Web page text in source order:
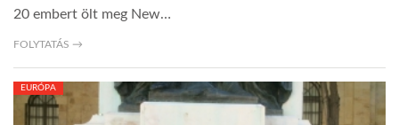
20 embert ölt meg New…
FOLYTATÁS →
EURÓPA